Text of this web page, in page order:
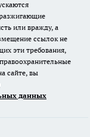
или вражду, а
ссылок не
эти требования,
сайте, вы
данных